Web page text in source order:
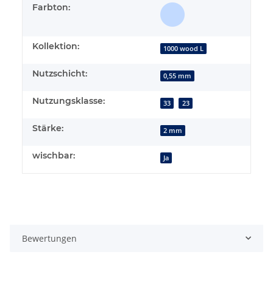
Farbton:
Kollektion: 1000 wood L
Nutzschicht: 0,55 mm
Nutzungsklasse: 33 23
Stärke: 2 mm
wischbar: Ja
Bewertungen